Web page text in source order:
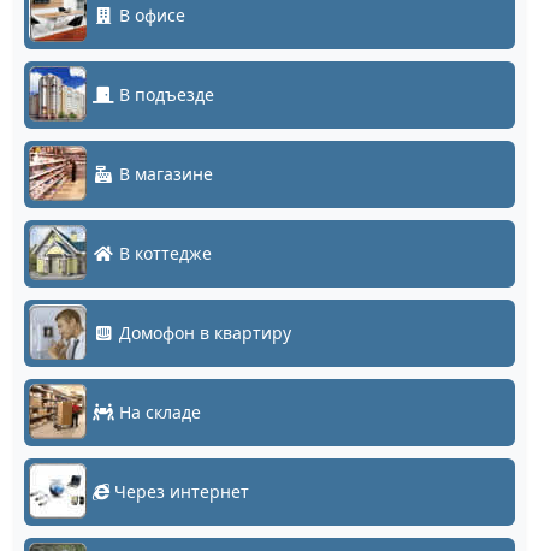
В офисе
В подъезде
В магазине
В коттедже
Домофон в квартиру
На складе
Через интернет